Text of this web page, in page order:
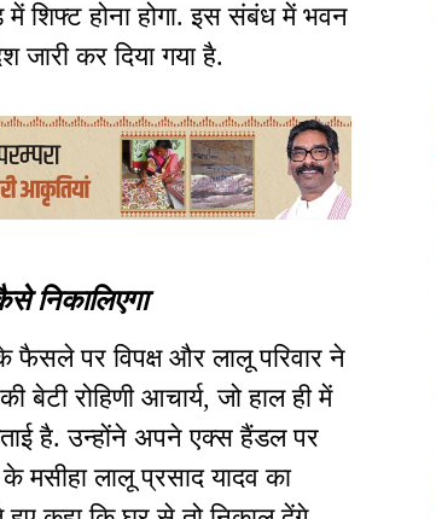
में शिफ्ट होना होगा. इस संबंध में भवन
जारी कर दिया गया है.
निकालिएगा
फैसले पर विपक्ष और लालू परिवार ने
रोहिणी आचार्य, जो हाल ही में
है. उन्होंने अपने एक्स हैंडल पर
मसीहा लालू प्रसाद यादव का